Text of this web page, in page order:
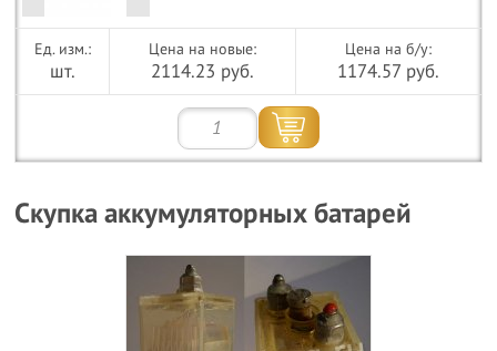
шт.
Цена на новые:
2114.23 руб.
Цена на б/у:
1174.57 руб.
Скупка аккумуляторных батарей